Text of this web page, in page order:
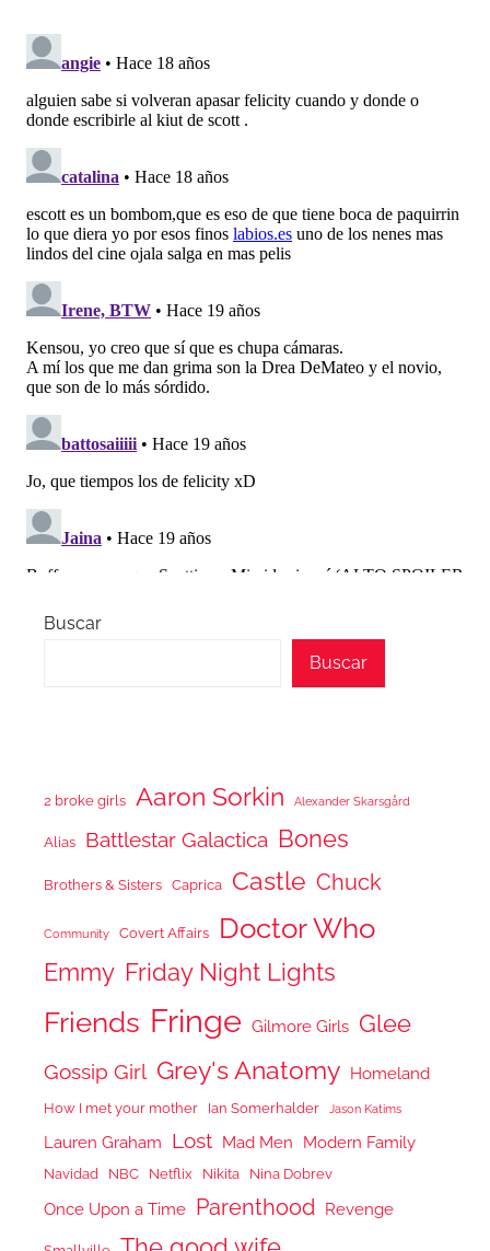
Buscar
Buscar
2 broke girls Aaron Sorkin Alexander Skarsgård
Alias Battlestar Galactica Bones
Brothers & Sisters Caprica Castle Chuck
Community Covert Affairs Doctor Who
Emmy Friday Night Lights
Friends Fringe Gilmore Girls Glee
Gossip Girl Grey's Anatomy Homeland
How I met your mother Ian Somerhalder Jason Katims
Lauren Graham Lost Mad Men Modern Family
Navidad NBC Netflix Nikita Nina Dobrev
Once Upon a Time Parenthood Revenge